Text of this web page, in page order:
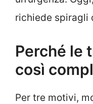
richiede spiragli
Perché le
così
Per tre motivi,